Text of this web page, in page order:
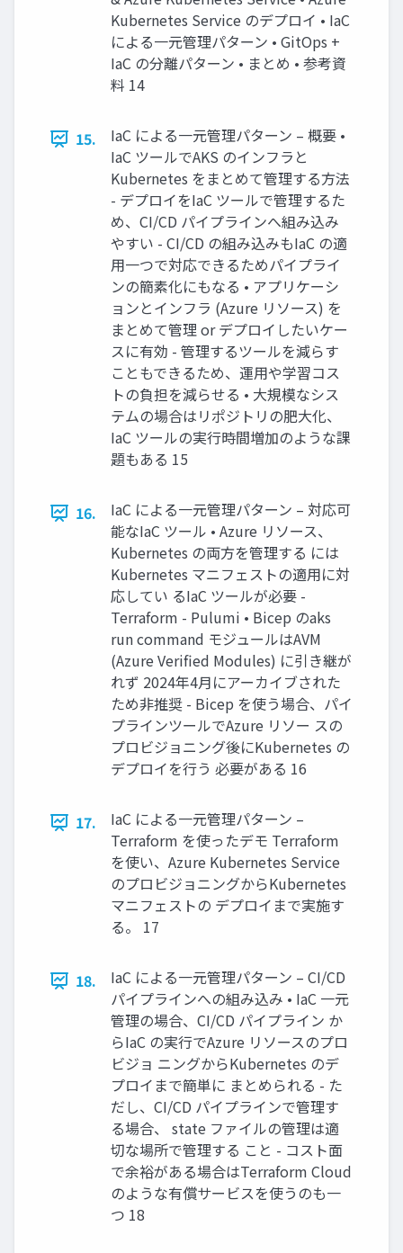
Kubernetes Service のデプロイ • IaC
による一元管理パターン • GitOps +
IaC の分離パターン • まとめ • 参考資
料 14
15.
IaC による一元管理パターン – 概要 •
IaC ツールでAKS のインフラと
Kubernetes をまとめて管理する方法
- デプロイをIaC ツールで管理するた
め、CI/CD パイプラインへ組み込み
やすい - CI/CD の組み込みもIaC の適
用一つで対応できるためパイプライ
ンの簡素化にもなる • アプリケーシ
ョンとインフラ (Azure リソース) を
まとめて管理 or デプロイしたいケー
スに有効 - 管理するツールを減らす
こともできるため、運用や学習コス
トの負担を減らせる • 大規模なシス
テムの場合はリポジトリの肥大化、
IaC ツールの実行時間増加のような課
題もある 15
16.
IaC による一元管理パターン – 対応可
能なIaC ツール • Azure リソース、
Kubernetes の両方を管理する には
Kubernetes マニフェストの適用に対
応してい るIaC ツールが必要 -
Terraform - Pulumi • Bicep のaks
run command モジュールはAVM
(Azure Verified Modules) に引き継が
れず 2024年4月にアーカイブされた
ため非推奨 - Bicep を使う場合、パイ
プラインツールでAzure リソー スの
プロビジョニング後にKubernetes の
デプロイを行う 必要がある 16
17.
IaC による一元管理パターン –
Terraform を使ったデモ Terraform
を使い、Azure Kubernetes Service
のプロビジョニングからKubernetes
マニフェストの デプロイまで実施す
る。 17
18.
IaC による一元管理パターン – CI/CD
パイプラインへの組み込み • IaC 一元
管理の場合、CI/CD パイプライン か
らIaC の実行でAzure リソースのプロ
ビジョ ニングからKubernetes のデ
プロイまで簡単に まとめられる - た
だし、CI/CD パイプラインで管理す
る場合、 state ファイルの管理は適
切な場所で管理する こと - コスト面
で余裕がある場合はTerraform Cloud
のような有償サービスを使うのも一
つ 18